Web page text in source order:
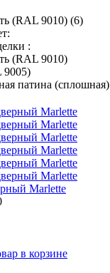
(RAL 9010) (6)
:
(RAL 9010)
патина (сплошная)
Marlette
в корзине